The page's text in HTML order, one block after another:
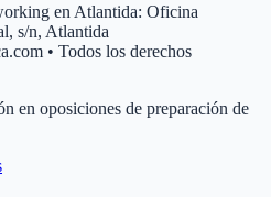
en Atlantida: Oficina
s/n, Atlantida
• Todos los derechos
en oposiciones de preparación de